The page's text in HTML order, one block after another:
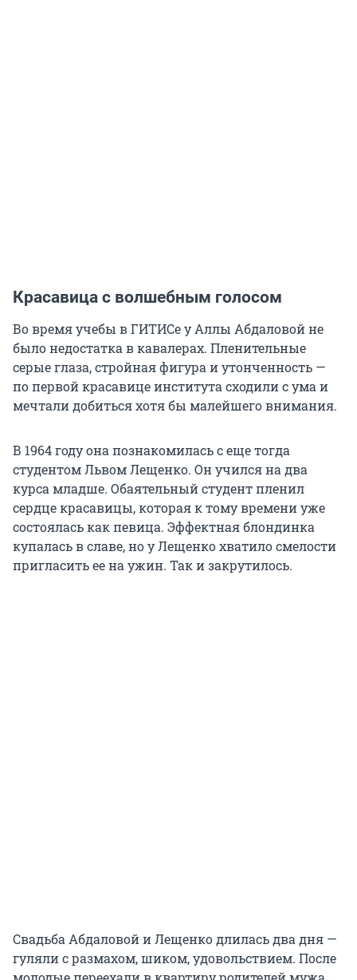
Красавица с волшебным голосом
Во время учебы в ГИТИСе у Аллы Абдаловой не
было недостатка в кавалерах. Пленительные
серые глаза, стройная фигура и утонченность —
по первой красавице института сходили с ума и
мечтали добиться хотя бы малейшего внимания.
В 1964 году она познакомилась с еще тогда
студентом Львом Лещенко. Он учился на два
курса младше. Обаятельный студент пленил
сердце красавицы, которая к тому времени уже
состоялась как певица. Эффектная блондинка
купалась в славе, но у Лещенко хватило смелости
пригласить ее на ужин. Так и закрутилось.
Cвадьба Абдаловой и Лещенко длилась два дня —
гуляли с размахом, шиком, удовольствием. После